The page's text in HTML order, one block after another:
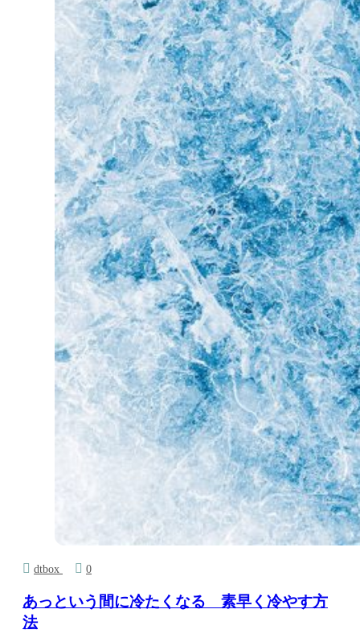
dtbox 0
あっという間に冷たくなる 素早く冷やす方
法